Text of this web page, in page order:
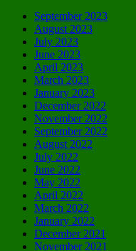
September 2023
August 2023
July 2023
June 2023
April 2023
March 2023
January 2023
December 2022
November 2022
September 2022
August 2022
July 2022
June 2022
May 2022
April 2022
March 2022
January 2022
December 2021
November 2021